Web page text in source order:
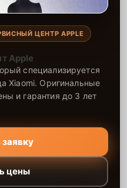
ЦЕНТР APPLE
Apple
специализируется
Xiaomi. Оригинальные
и гарантия до 3 лет
цены